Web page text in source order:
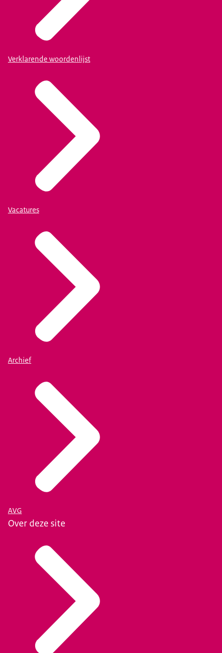
Verklarende woordenlijst
Vacatures
Archief
AVG
Over deze site